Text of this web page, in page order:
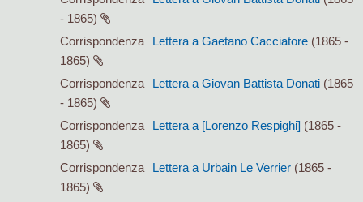
- 1865)
Corrispondenza
Lettera a Gaetano Cacciatore (1865 -
1865)
Corrispondenza
Lettera a Giovan Battista Donati (1865
- 1865)
Corrispondenza
Lettera a [Lorenzo Respighi] (1865 -
1865)
Corrispondenza
Lettera a Urbain Le Verrier (1865 -
1865)